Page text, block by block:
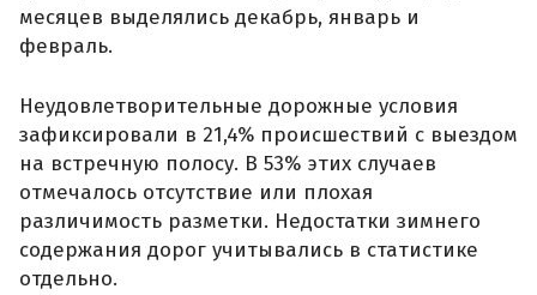
месяцев выделялись декабрь, январь и
февраль.
Неудовлетворительные дорожные условия
зафиксировали в 21,4% происшествий с выездом
на встречную полосу. В 53% этих случаев
отмечалось отсутствие или плохая
различимость разметки. Недостатки зимнего
содержания дорог учитывались в статистике
отдельно.